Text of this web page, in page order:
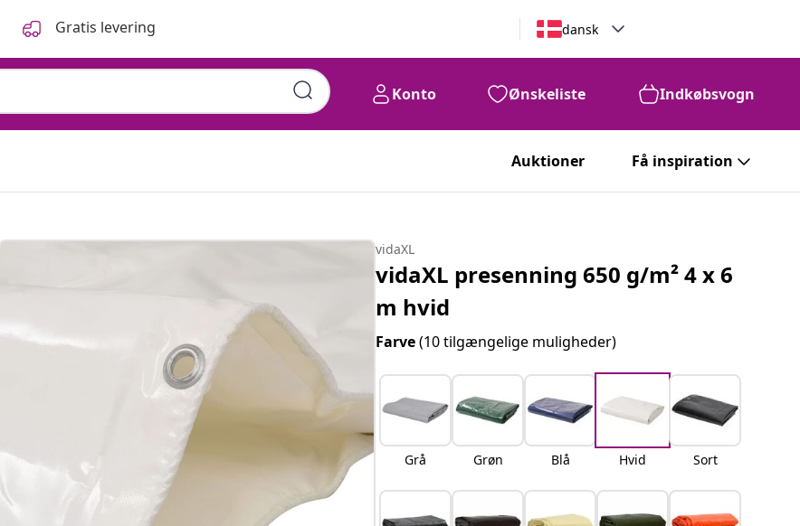
Gratis levering dansk
Konto Ønskeliste Indkøbsvogn
Auktioner Få inspiration
vidaXL
vidaXL presenning 650 g/m² 4 x 6
m hvid
Farve(10 tilgængelige muligheder)
Grå Grøn Blå Hvid Sort